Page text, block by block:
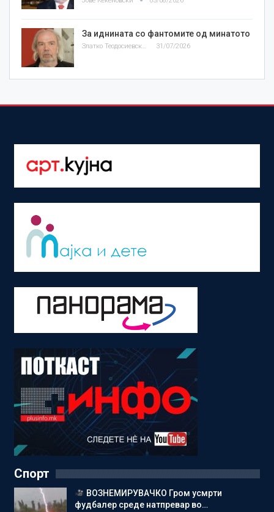
За иднината со фантомите од минатото
Златко Теодосиевски 31/07/2026
Спорт
ВОЗНЕМИРУВАЧКО Гром усмрти
фудбалер среде натпревар во…